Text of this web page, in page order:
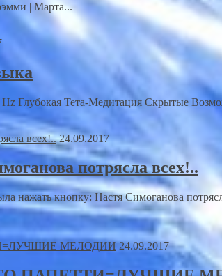
| Марта...
Глубокая Тета-Медитация Скрытые
24.09.2017
потрясла всех!..
нажать кнопку: Настя Симоганова
24.09.2017